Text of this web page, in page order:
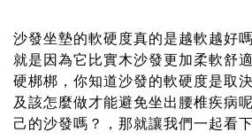
沙發坐墊的軟硬度真的是越軟越好
就是因為它比實木沙發更加柔軟舒
硬梆梆，你知道沙發的軟硬度是取
及該怎麼做才能避免坐出腰椎疾病
己的沙發嗎？，那就讓我們一起看下